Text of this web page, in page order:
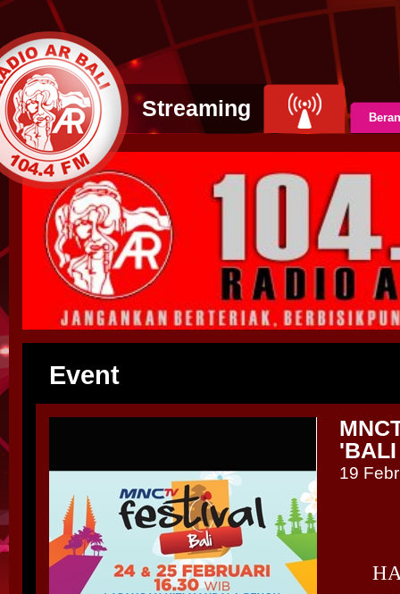
Streaming
Event
19